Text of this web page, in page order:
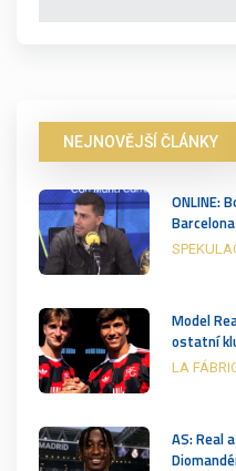
NEJNOVĚJŠÍ ČLÁNKY
ONLINE:
Model
ostatní
LA
AS: Real